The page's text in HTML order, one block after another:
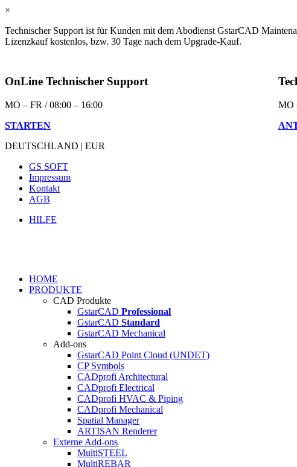
×
Technischer Support ist für Kunden mit dem Abodienst GstarCAD
Lizenzkauf kostenlos, bzw. 30 Tage nach dem Upgrade-Kauf.
OnLine Technischer Support
MO – FR / 08:00 – 16:00
STARTEN
MO
DEUTSCHLAND | EUR
GS SOFT
Impressum
Kontakt
AGB
HILFE
HOME
PRODUKTE
CAD Produkte
GstarCAD Professional
GstarCAD Standard
GstarCAD Mechanical
Add-ons
GstarCAD Point Cloud (UNDET)
CP Symbols
CADprofi Architectural
CADprofi Electrical
CADprofi HVAC & Piping
CADprofi Mechanical
Spatial Manager
ARTISAN Renderer
Externe Add-ons
MultiSTEEL
MultiREBAR